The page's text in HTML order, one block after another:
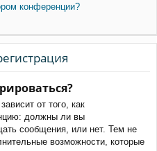
конференции?
от того, как
должны ли вы
сообщения, или нет. Тем не
возможности, которые